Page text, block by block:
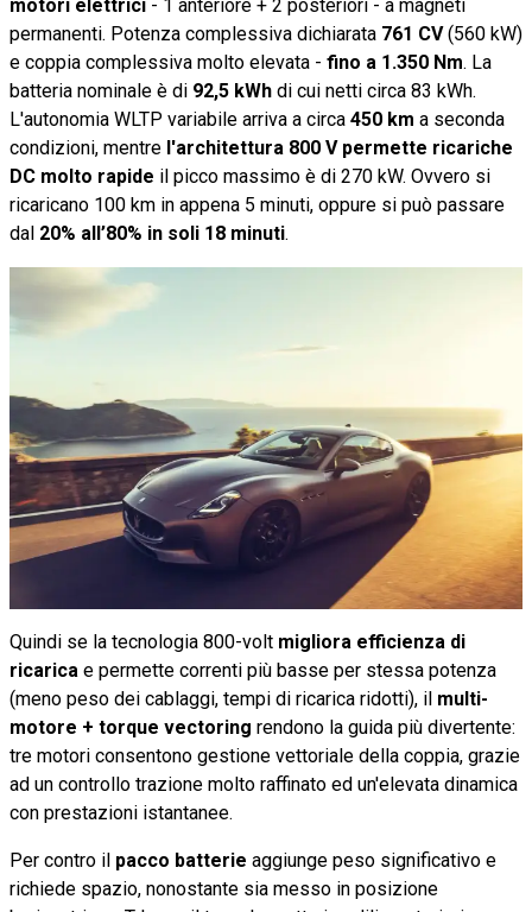
motori elettrici - 1 anteriore + 2 posteriori - a magneti
permanenti. Potenza complessiva dichiarata 761 CV(560 kW)
e coppia complessiva molto elevata - fino a 1.350 Nm. La
batteria nominale è di 92,5 kWh di cui netti circa 83 kWh.
L'autonomia WLTP variabile arriva a circa 450 km a seconda
condizioni, mentre l'architettura 800 V permette ricariche
DC molto rapide il picco massimo è di 270 kW. Ovvero si
ricaricano 100 km in appena 5 minuti, oppure si può passare
dal 20% all’80% in soli 18 minuti.
Quindi se la tecnologia 800-volt migliora efficienza di
ricarica e permette correnti più basse per stessa potenza
(meno peso dei cablaggi, tempi di ricarica ridotti), il multi-
motore + torque vectoring rendono la guida più divertente:
tre motori consentono gestione vettoriale della coppia, grazie
ad un controllo trazione molto raffinato ed un'elevata dinamica
con prestazioni istantanee.
Per contro il pacco batterie aggiunge peso significativo e
richiede spazio, nonostante sia messo in posizione